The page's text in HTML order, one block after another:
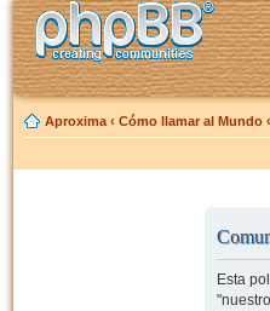
Aproxima ‹ Cómo llamar al Mundo ‹
Esta